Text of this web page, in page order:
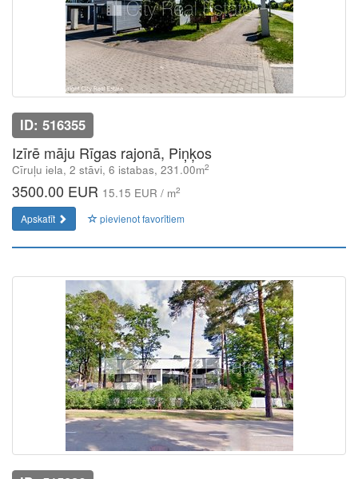
ID: 516355
Izīrē māju Rīgas rajonā, Piņķos
Cīruļu iela, 2 stāvi, 6 istabas, 231.00m2
3500.00 EUR 15.15 EUR / m2
Apskatīt pievienot favorītiem